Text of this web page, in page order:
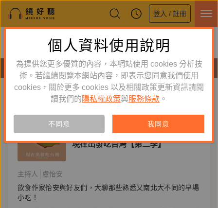
登入 / 註冊
鏡好聽全新APP上線
體驗全面升級，即刻下載
節目
盧怡安 新到舊 舊到新
現在出發吃台灣【第二季】
主持人
盧怡安
飲食作家怡安與好友們，大聊那些熟悉又南北大不同的早場
小吃！
個人資料使用說明
為提供您更多優質的內容，本網站使用 cookies 分析技
術。若繼續閱覽本網站內容，即表示您同意我們使用
cookies，關於更多 cookies 以及相關政策更新資訊請閱
讀我們的 隱私權政策與服務條款 。
不同意 我同意